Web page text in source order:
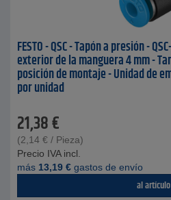
FESTO - QSC - Tapón a presión -
exterior de la manguera 4 mm -
posición de montaje - Unidad de
por unidad
21,38€
(2,14 € / Pieza)
Precio IVA incl.
más 13,19 € gastos de envío
al artículo